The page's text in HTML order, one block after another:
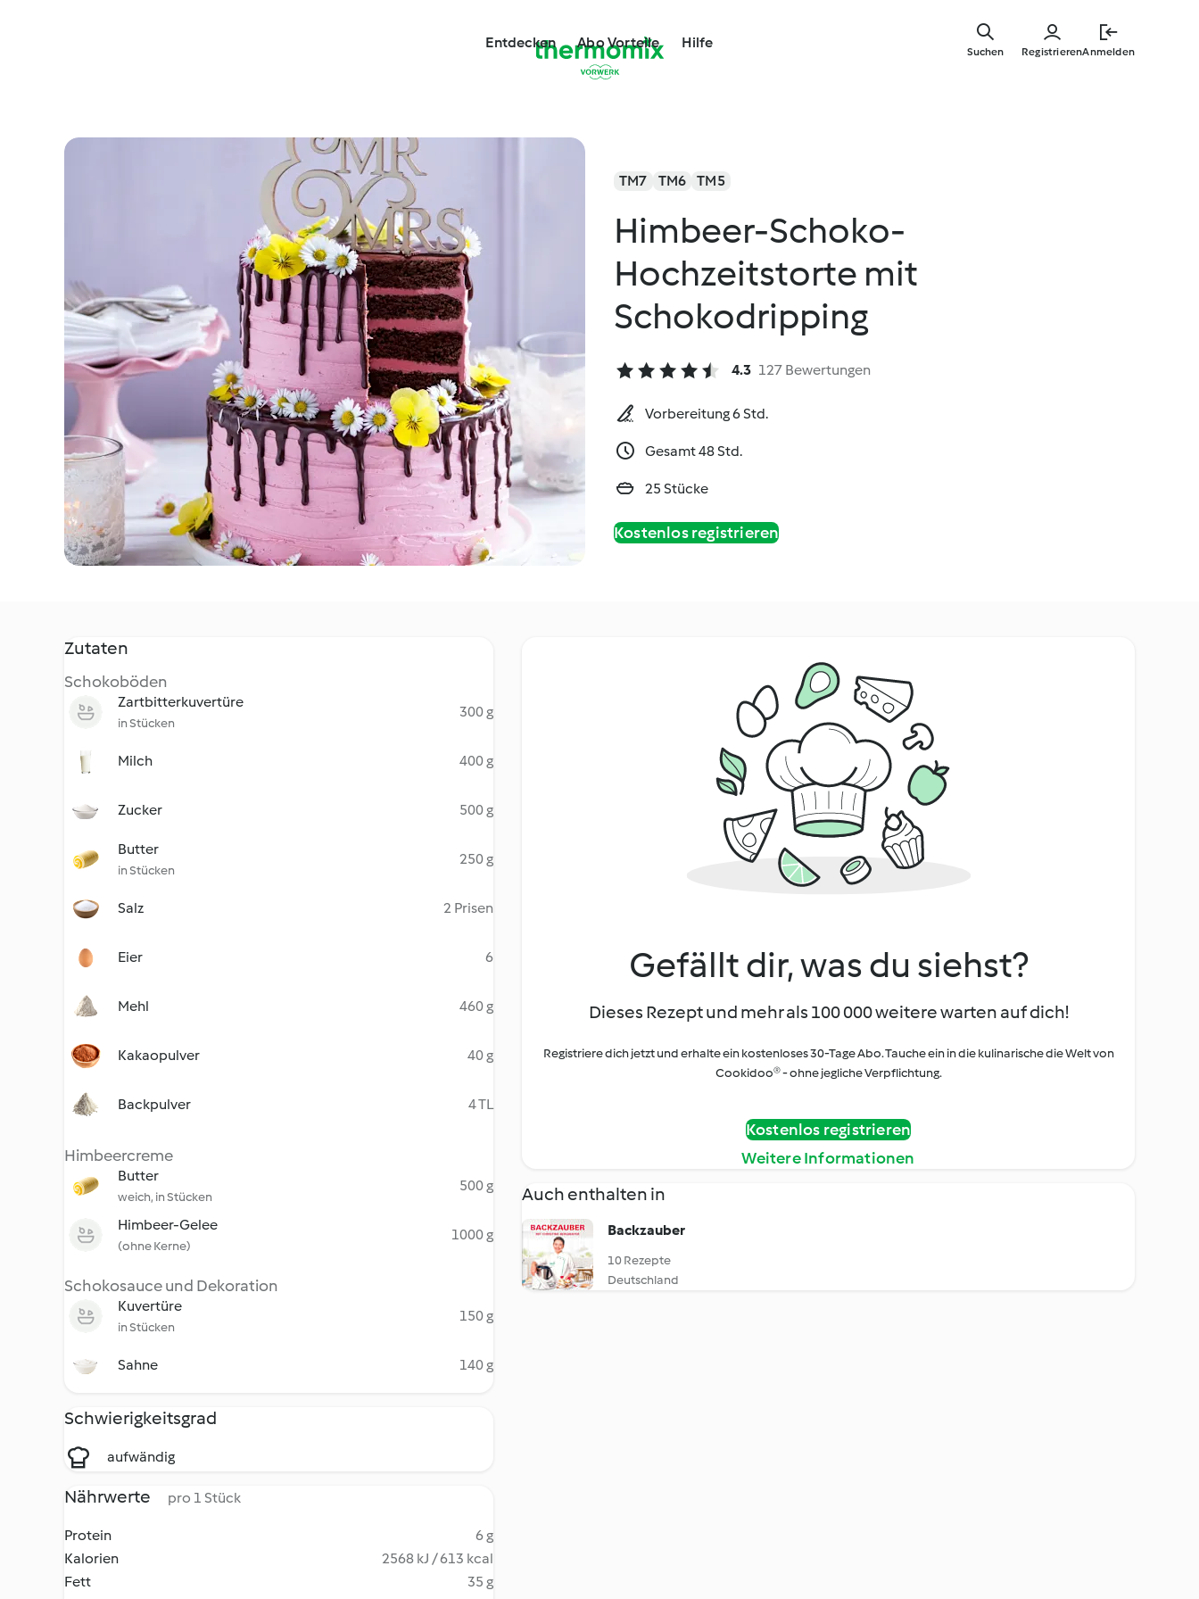
springen
Entdecken Abo Vorteile Hilfe
RegistrierenAnmelden
Suchen
TM7 TM6 TM5
Himbeer-Schoko-
Hochzeitstorte mit
Schokodripping
4.3 127 Bewertungen
Vorbereitung 6 Std.
Gesamt 48 Std.
25 Stücke
Kostenlos registrieren
Zutaten
Schokoböden
Zartbitterkuvertüre
in Stücken
300 g
Milch 400 g
Zucker 500 g
Butter
in Stücken
250 g
Salz 2 Prisen
Eier 6
Mehl 460 g
Kakaopulver 40 g
Backpulver 4 TL
Himbeercreme
Butter
weich, in Stücken
500 g
Himbeer-Gelee
(ohne Kerne)
1000 g
Schokosauce und Dekoration
Kuvertüre
in Stücken
150 g
Sahne 140 g
Schwierigkeitsgrad
aufwändig
Nährwerte pro 1 Stück
Protein
6 g
Kalorien
2568 kJ / 613 kcal
Fett
35 g
Gefällt dir, was du siehst?
Dieses Rezept und mehr als 100 000 weitere warten auf dich!
Registriere dich jetzt und erhalte ein kostenloses 30-Tage Abo. Tauche ein in die kulinarische die Welt von
Cookidoo® - ohne jegliche Verpflichtung.
Kostenlos registrieren
Weitere Informationen
Auch enthalten in
Backzauber
10 Rezepte
Deutschland